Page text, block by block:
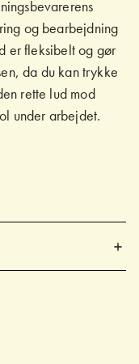
og bearbejdning
er fleksibelt og gør
da du kan trykke
rette lud mod
under arbejdet.